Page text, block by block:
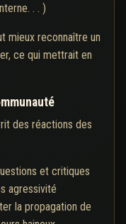
. . )
mieux reconnaître un
ce qui mettrait en
des réactions des
et critiques
agressivité
la propagation de